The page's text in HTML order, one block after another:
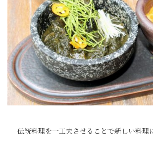
伝統料理を一工夫させることで新しい料理